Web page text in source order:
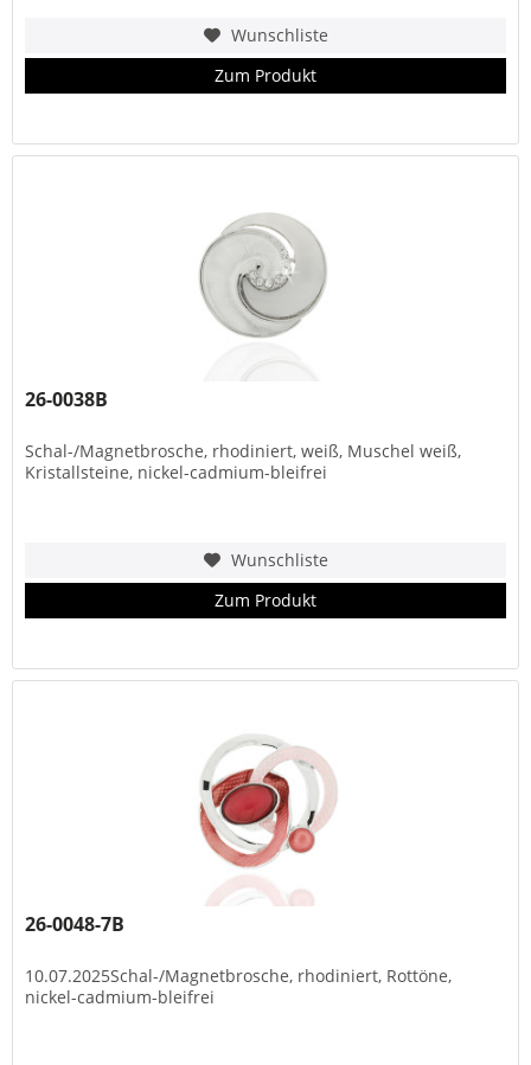
Wunschliste
Zum Produkt
26-0038B
Schal-/Magnetbrosche, rhodiniert, weiß, Muschel weiß,
Kristallsteine, nickel-cadmium-bleifrei
Wunschliste
Zum Produkt
26-0048-7B
10.07.2025Schal-/Magnetbrosche, rhodiniert, Rottöne,
nickel-cadmium-bleifrei